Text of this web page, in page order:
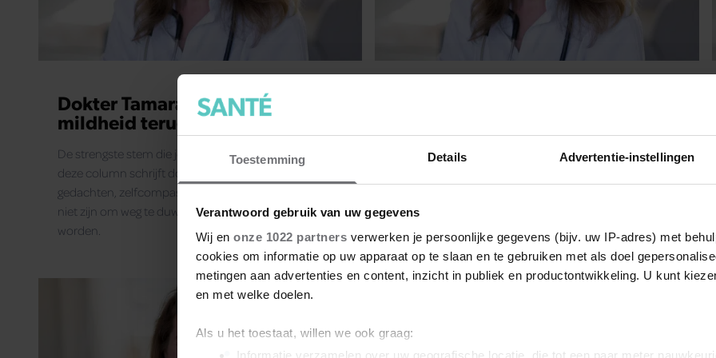
Toestemming Details Advertentie-instellingen
Verantwoord gebruik van uw gegevens
Wij en onze 1022 partners verwerken je persoonlijke gegevens (bijv. uw IP-adres) met
cookies om informatie op uw apparaat op te slaan en te gebruiken met als doel
metingen aan advertenties en content, inzicht in publiek en productontwikkeling. U kunt
en met welke doelen.
Als u het toestaat, willen we ook graag:
Dokter Tamara: ‘Hoe vind je de
mildheid terug?’
De strengste stem die je hoort, is vaak die van jezelf. In
deze column schrijft dokter Tamara over negatieve
gedachten, zelfcompassie en waarom gevoelens er
niet zijn om weg te duwen, maar om gevoeld te
worden.
Soms denk je dat je je verleden wel kent -tot je het
haar losmaakte.